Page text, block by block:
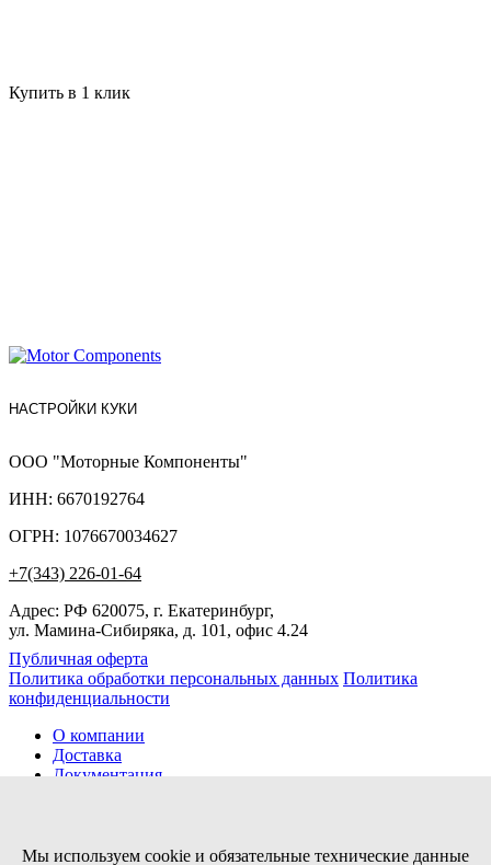
Купить в 1 клик
НАСТРОЙКИ КУКИ
ООО "Моторные Компоненты"
ИНН: 6670192764
ОГРН: 1076670034627
+7(343) 226-01-64
Адрес: РФ 620075, г. Екатеринбург,
ул. Мамина-Сибиряка, д. 101, офис 4.24
Публичная оферта
Политика обработки персональных данных Политика
конфиденциальности
О компании
Доставка
Документация
Контакты
Мы используем cookie и обязательные технические данные